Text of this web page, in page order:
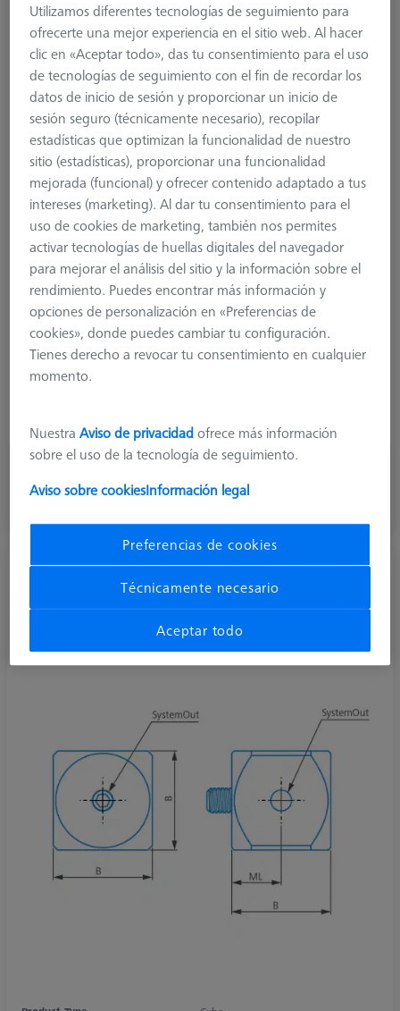
Product Type
Cube
Length (L)
15,0 mm
1. Angle (°)
90,0 °
Material
Titanium
Connection Type
M5
Measuring Length
7,5 mm
Application
Connect
Width (B)
más el IVA
Disponible
Cubo, M5
Utilizamos diferentes tecnologías de seguimiento para
ofrecerte una mejor experiencia en el sitio web. Al hacer
clic en «Aceptar todo», das tu consentimiento para el uso
de tecnologías de seguimiento con el fin de recordar los
datos de inicio de sesión y proporcionar un inicio de
sesión seguro (técnicamente necesario), recopilar
estadísticas que optimizan la funcionalidad de nuestro
sitio (estadísticas), proporcionar una funcionalidad
mejorada (funcional) y ofrecer contenido adaptado a tus
intereses (marketing). Al dar tu consentimiento para el
uso de cookies de marketing, también nos permites
activar tecnologías de huellas digitales del navegador
para mejorar el análisis del sitio y la información sobre el
rendimiento. Puedes encontrar más información y
opciones de personalización en «Preferencias de
cookies», donde puedes cambiar tu configuración.
Tienes derecho a revocar tu consentimiento en cualquier
momento.
NuestraAviso de privacidadofrece más información
sobre el uso de la tecnología de seguimiento.
Aviso sobre cookiesInformación legal
Preferencias de cookies
Técnicamente necesario
Aceptar todo